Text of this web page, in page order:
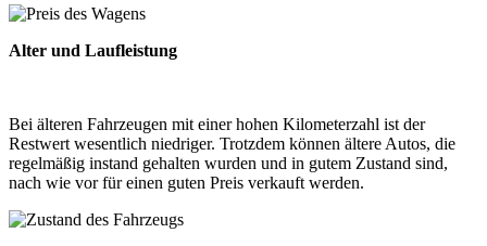
Alter und Laufleistung
Bei älteren Fahrzeugen mit einer hohen Kilometerzahl ist der
Restwert wesentlich niedriger. Trotzdem können ältere Autos, die
regelmäßig instand gehalten wurden und in gutem Zustand sind,
nach wie vor für einen guten Preis verkauft werden.